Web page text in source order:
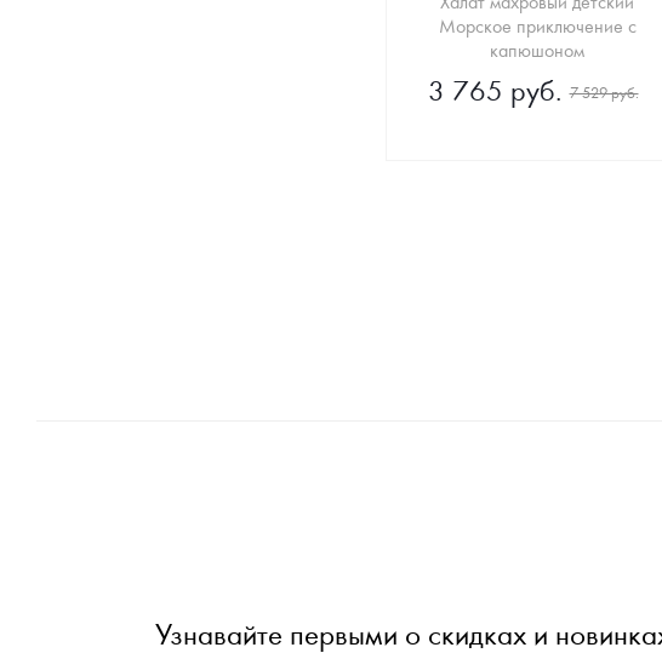
Морское приключение с
капюшоном
3 765 руб. 7 529 руб.
Узнавайте первыми о скидках и